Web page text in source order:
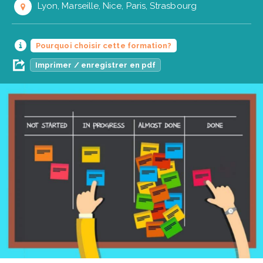
Lyon, Marseille, Nice, Paris, Strasbourg
Pourquoi choisir cette formation?
Imprimer / enregistrer en pdf